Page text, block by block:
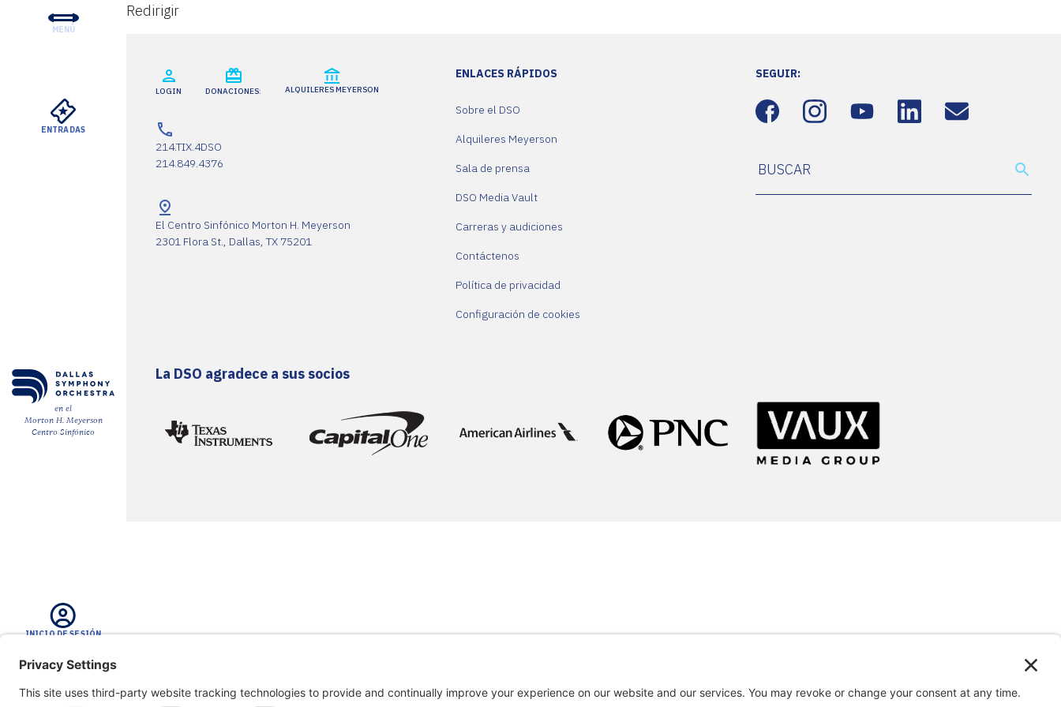
MENÚ
ENTRADAS
en el
Morton H. Meyerson
Centro Sinfónico
INICIO DE SESIÓN
EDUCACIÓN Y COMUNIDAD
SU VISITA
ALQUILERES MEYERSON
ENGLISH
CARRO
Redirigir
LOGIN DONACIONES: ALQUILERES MEYERSON
214.TIX.4DSO
214.849.4376
El Centro Sinfónico Morton H. Meyerson
2301 Flora St., Dallas, TX 75201
ENLACES RÁPIDOS
Sobre el DSO
Alquileres Meyerson
Sala de prensa
DSO Media Vault
Carreras y audiciones
Contáctenos
Política de privacidad
Configuración de cookies
SEGUIR:
La DSO agradece a sus socios